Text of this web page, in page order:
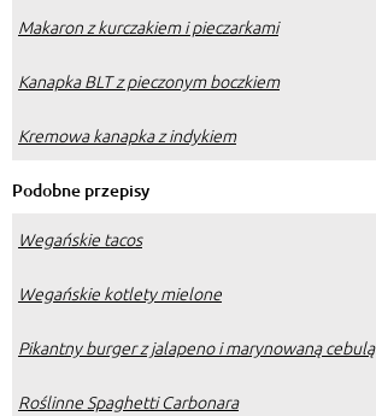
Makaron z kurczakiem i pieczarkami
Kanapka BLT z pieczonym boczkiem
Kremowa kanapka z indykiem
Podobne przepisy
Wegańskie tacos
Wegańskie kotlety mielone
Pikantny burger z jalapeno i marynowaną cebulą
Roślinne Spaghetti Carbonara